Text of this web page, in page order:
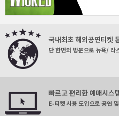
국내최초 해외공연티켓
단 한번의 방문으로 뉴욕/ 라
빠르고 편리한 예매시스
E-티켓 사용 도입으로 공연